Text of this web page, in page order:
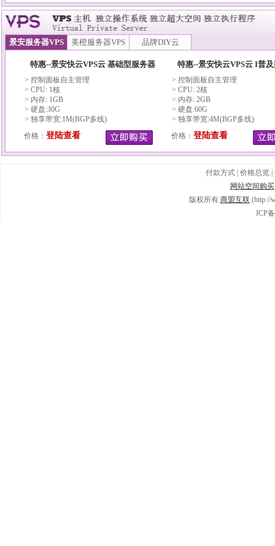
景安服务器VPS 美橙服务器VPS 品牌DIY云
特惠--景安快云VPS云 基础型服务器
> 控制面板自主管理
> CPU: 1核
> 内存: 1GB
> 硬盘:30G
> 独享带宽:1M(BGP多线)
价格： 登陆查看
特惠--景安快云VPS云 I普
> 控制面板自主管理
> CPU: 2核
> 内存: 2GB
> 硬盘:60G
> 独享带宽:4M(BGP多线)
价格： 登陆查看
付款方式 价格总览
网站空间购买
版权所有:商盟互联(http://
ICP